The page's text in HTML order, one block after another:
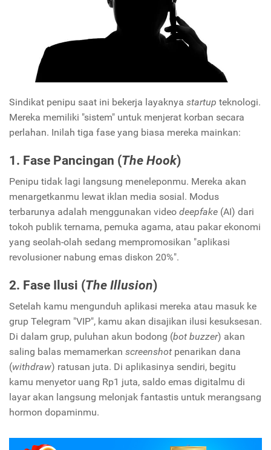
Sindikat penipu saat ini bekerja layaknya startup teknologi.
Mereka memiliki "sistem" untuk menjerat korban secara
perlahan. Inilah tiga fase yang biasa mereka mainkan:
1. Fase Pancingan (The Hook)
Penipu tidak lagi langsung meneleponmu. Mereka akan
menargetkanmu lewat iklan media sosial. Modus
terbarunya adalah menggunakan video deepfake (AI) dari
tokoh publik ternama, pemuka agama, atau pakar ekonomi
yang seolah-olah sedang mempromosikan "aplikasi
revolusioner nabung emas diskon 20%".
2. Fase Ilusi (The Illusion)
Setelah kamu mengunduh aplikasi mereka atau masuk ke
grup Telegram "VIP", kamu akan disajikan ilusi kesuksesan.
Di dalam grup, puluhan akun bodong (bot buzzer) akan
saling balas memamerkan screenshot penarikan dana
(withdraw) ratusan juta. Di aplikasinya sendiri, begitu
kamu menyetor uang Rp1 juta, saldo emas digitalmu di
layar akan langsung melonjak fantastis untuk merangsang
hormon dopaminmu.